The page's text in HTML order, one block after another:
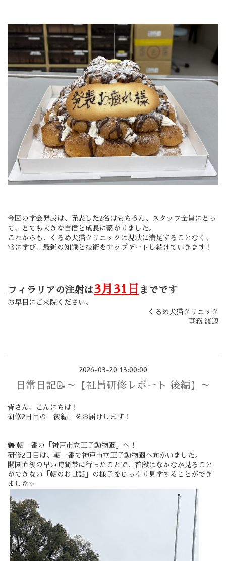
今回の学会発表は、発表した2名はもちろん、スタッフ全員にとっ
て、とても大きな自信と成長に繋がりました。
これからも、くるめ犬猫クリニックは現状に満足することなく、
常に学び、最新の知識と技術をアップデートし続けていきます！
フィラリアの注射は3月31日 までです
お早目にご来院ください。
くるめ犬猫クリニック
事務 渡辺
2026-03-20 13:00:00
日常日記📝～【社員研修レポート 後編】～
皆さん、こんにちは！
研修2日目の「後編」をお届けします！
🐘 朝一番の「神戸市立王子動物園」へ！
研修2日目は、朝一番で神戸市立王子動物園 へ向かいました。
開園直後の早い時間帯に行ったことで、普段はなかなか見ること
ができない「朝のお世話」の様子をじっくり見学することができ
ました✨